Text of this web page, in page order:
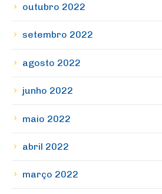
outubro 2022
setembro 2022
agosto 2022
junho 2022
maio 2022
abril 2022
março 2022